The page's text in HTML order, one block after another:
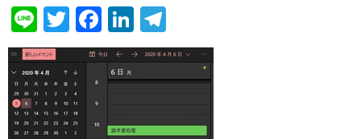
Li
n
e
T
w
it
te
r
F
a
c
b
Li
n
k
dI
el
e
a